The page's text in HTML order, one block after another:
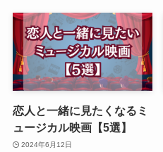
恋人と一緒に見たくなるミ
ュージカル映画【5選】
2024年6月12日